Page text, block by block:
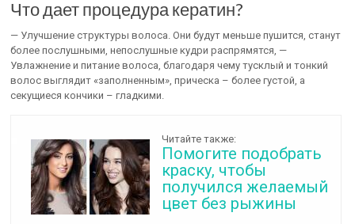
Что дает процедура кератин?
— Улучшение структуры волоса. Они будут меньше пушится, станут
более послушными, непослушные кудри распрямятся, —
Увлажнение и питание волоса, благодаря чему тусклый и тонкий
волос выглядит «заполненным», прическа – более густой, а
секущиеся кончики – гладкими.
Читайте также:
Помогите подобрать
краску, чтобы
получился желаемый
цвет без рыжины